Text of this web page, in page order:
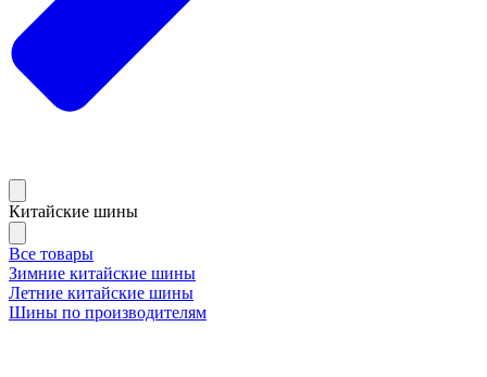
Китайские шины
Все товары
Зимние китайские шины
Летние китайские шины
Шины по производителям